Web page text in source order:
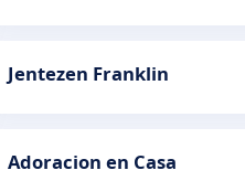
Jentezen Franklin
Adoracion en Casa